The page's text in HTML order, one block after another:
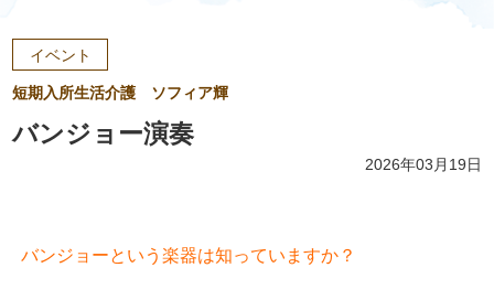
イベント
短期入所生活介護 ソフィア輝
バンジョー演奏
2026年03月19日
バンジョーという楽器は知っていますか？